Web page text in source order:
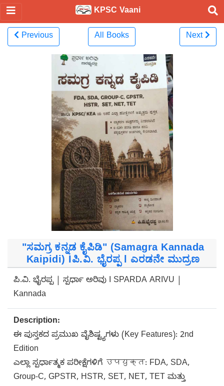
KPSC Vaani
Previous All Books Next
"ಸಮಗ್ರ ಕನ್ನಡ ಕೈಪಿಡಿ" (Samagra Kannada
Kaipidi) Iಪಿ.ವಿ. ಭೈರಪ್ಪ l ಎರಡನೇ ಮುದ್ರಣ
ಪಿ.ವಿ. ಭೈರಪ್ಪ | ಸ್ಪರ್ಧಾ ಅರಿವು I SPARDA ARIVU |
Kannada
Description:
ಈ ಪುಸ್ತಕದ ಪ್ರಮುಖ ವೈಶಿಷ್ಟ್ಯಗಳು (Key Features): 2nd
Edition
ಎಲ್ಲಾ ಸ್ಪರ್ಧಾತ್ಮಕ ಪರೀಕ್ಷೆಗಳಿಗೆ उपयुक्त: FDA, SDA,
Group-C, GPSTR, HSTR, SET, NET, TET ಮತ್ತು